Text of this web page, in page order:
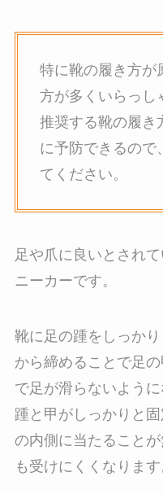
特に靴の履き方が
方が多くいらっし
推奨する靴の履き
に予防できるので
てください。
足や爪に良いとされ
ニーカーです。
靴に足の踵をしっか
から締めることで足
で足が滑らないように
踵と甲がしっかりと
の内側に当たること
も受けにくくなります